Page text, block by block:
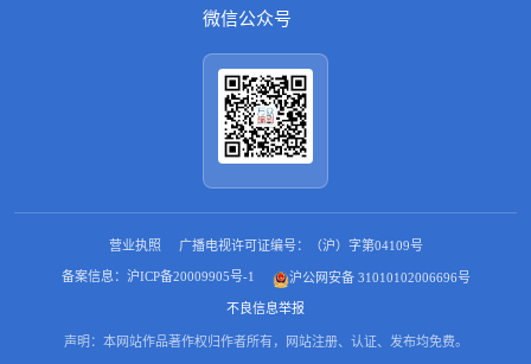
微信公众号
营业执照 广播电视许可证编号：（沪）字第04109号
备案信息：沪ICP备20009905号-1 沪公网安备 31010102006696号
不良信息举报
声明：本网站作品著作权归作者所有，网站注册、认证、发布均免费。